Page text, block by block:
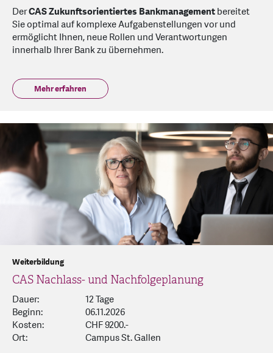
DerCAS Zukunftsorientiertes Bankmanagementbereitet
Sie optimal auf komplexe Aufgabenstellungen vor und
ermöglicht Ihnen, neue Rollen und Verantwortungen
innerhalb Ihrer Bank zu übernehmen.
Mehr erfahren
Weiterbildung
CAS Nachlass- und Nachfolgeplanung
Dauer:
12 Tage
Beginn:
06.11.2026
Kosten:
CHF 9200.-
Ort:
Campus St. Gallen